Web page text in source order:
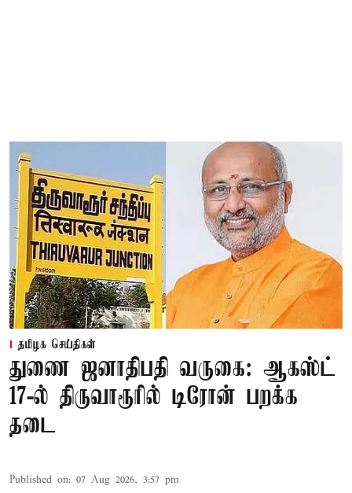
தமிழக செய்திகள்
துணை ஜனாதிபதி வருகை: ஆகஸ்ட்
17-ல் திருவாரூரில் டிரோன் பறக்க
தடை
Published on: 07 Aug 2026, 3:57 pm